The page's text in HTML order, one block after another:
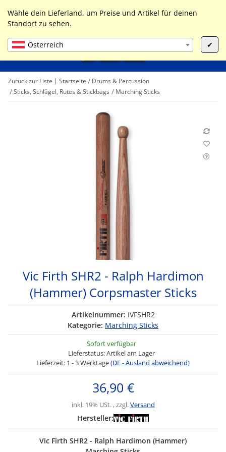
Wähle dein Lieferland, um Preise und Artikel für deinen
Standort zu sehen.
Österreich ✔
Liste ist leer
Zurück zur Liste Startseite
Drums & Percussion
Sticks, Schlägel, Rutes & Stickbags
Marching Sticks
Vic Firth SHR2 - Ralph Hardimon
(Hammer) Corpsmaster Sticks
Artikelnummer: IVFSHR2
Kategorie: Marching Sticks
Sofort verfügbar
Lieferstatus: Artikel am Lager
Lieferzeit: 1 - 3 Werktage(DE - Ausland abweichend)
36,90 €
inkl. 19% USt. , zzgl.Versand
Hersteller:
Vic Firth SHR2 - Ralph Hardimon (Hammer)